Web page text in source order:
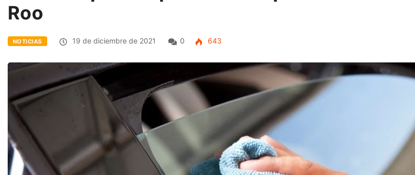
Roo
NOTICIAS 19 de diciembre de 2021 0 643